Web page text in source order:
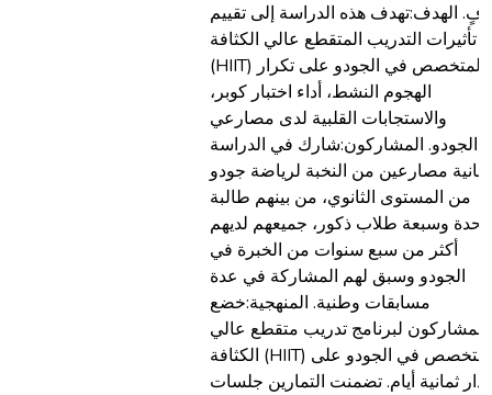
الهدف:تهدف هذه الدراسة إلى تقييم
تأثيرات التدريب المتقطع عالي الكثافة
(HIIT) المتخصص في الجودو على تكرار
الهجوم النشط، أداء اختبار كوبر،
والاستجابات القلبية لدى مصارعي
الجودو. المشاركون:شارك في الدراسة
ثمانية مصارعين من النخبة لرياضة جودو
من المستوى الثانوي، من بينهم طالبة
وسبعة طلاب ذكور، جميعهم لديهم
أكثر من سبع سنوات من الخبرة في
الجودو وسبق لهم المشاركة في عدة
مسابقات وطنية. المنهجية:خضع
المشاركون لبرنامج تدريب متقطع عالي
الكثافة (HIIT) متخصص في الجودو على
ثمانية أيام. تضمنت التمارين جلسات